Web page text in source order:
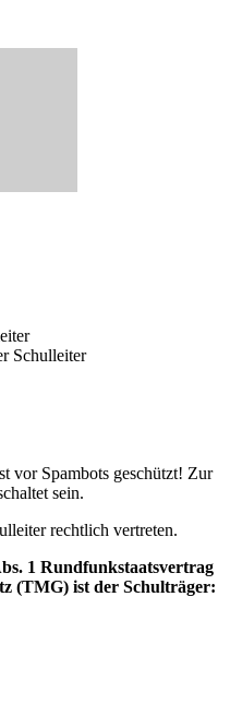
Schulleiter
vor Spambots geschützt! Zur
sein.
rechtlich vertreten.
1 Rundfunkstaatsvertrag
(TMG) ist der Schulträger: